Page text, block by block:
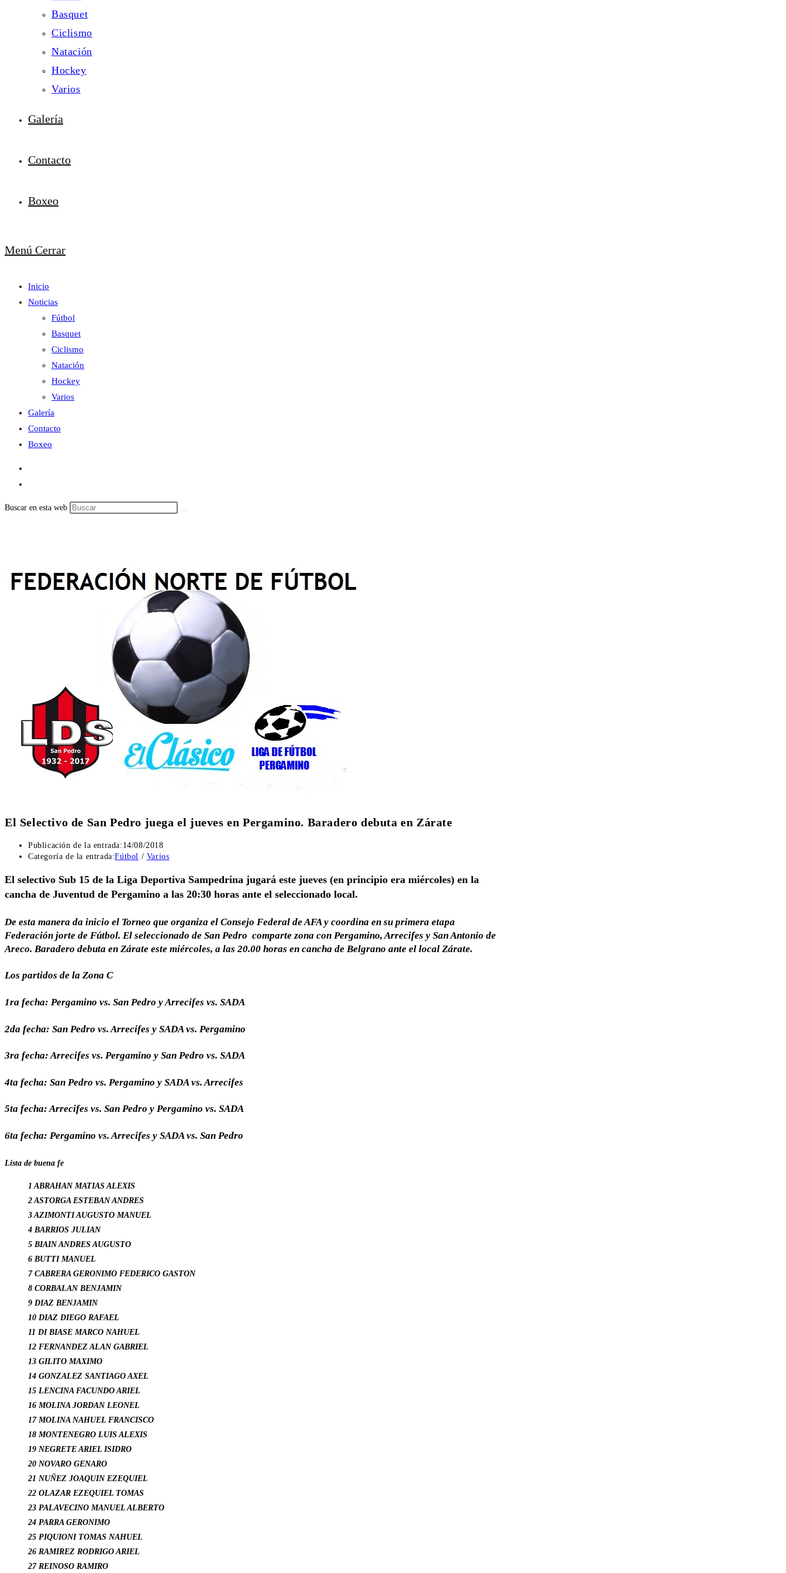
Basquet
Ciclismo
Natación
Hockey
Varios
Galería
Contacto
Boxeo
Menú Cerrar
Inicio
Noticias
Fútbol
Basquet
Ciclismo
Natación
Hockey
Varios
Galería
Contacto
Boxeo
Buscar en esta web
El Selectivo de San Pedro juega el jueves en Pergamino. Baradero debuta en Zárate
Publicación de la entrada: 14/08/2018
Categoría de la entrada:Fútbol / Varios
El selectivo Sub 15 de la Liga Deportiva Sampedrina jugará este jueves (en principio era miércoles) en la
cancha de Juventud de Pergamino a las 20:30 horas ante el seleccionado local.
De esta manera da inicio el Torneo que organiza el Consejo Federal de AFA y coordina en su primera etapa
Federación jorte de Fútbol. El seleccionado de San Pedro comparte zona con Pergamino, Arrecifes y San Antonio de
Areco. Baradero debuta en Zárate este miércoles, a las 20.00 horas en cancha de Belgrano ante el local Zárate.
Los partidos de la Zona C
1ra fecha: Pergamino vs. San Pedro y Arrecifes vs. SADA
2da fecha: San Pedro vs. Arrecifes y SADA vs. Pergamino
3ra fecha: Arrecifes vs. Pergamino y San Pedro vs. SADA
4ta fecha: San Pedro vs. Pergamino y SADA vs. Arrecifes
5ta fecha: Arrecifes vs. San Pedro y Pergamino vs. SADA
6ta fecha: Pergamino vs. Arrecifes y SADA vs. San Pedro
Lista de buena fe
1 ABRAHAN MATIAS ALEXIS
2 ASTORGA ESTEBAN ANDRES
3 AZIMONTI AUGUSTO MANUEL
4 BARRIOS JULIAN
5 BIAIN ANDRES AUGUSTO
6 BUTTI MANUEL
7 CABRERA GERONIMO FEDERICO GASTON
8 CORBALAN BENJAMIN
9 DIAZ BENJAMIN
10 DIAZ DIEGO RAFAEL
11 DI BIASE MARCO NAHUEL
12 FERNANDEZ ALAN GABRIEL
13 GILITO MAXIMO
14 GONZALEZ SANTIAGO AXEL
15 LENCINA FACUNDO ARIEL
16 MOLINA JORDAN LEONEL
17 MOLINA NAHUEL FRANCISCO
18 MONTENEGRO LUIS ALEXIS
19 NEGRETE ARIEL ISIDRO
20 NOVARO GENARO
21 NUÑEZ JOAQUIN EZEQUIEL
22 OLAZAR EZEQUIEL TOMAS
23 PALAVECINO MANUEL ALBERTO
24 PARRA GERONIMO
25 PIQUIONI TOMAS NAHUEL
26 RAMIREZ RODRIGO ARIEL
27 REINOSO RAMIRO